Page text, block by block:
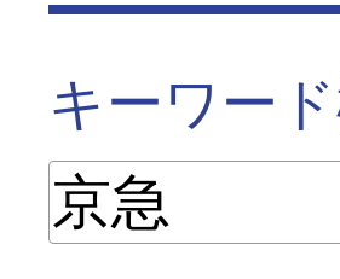
キーワー